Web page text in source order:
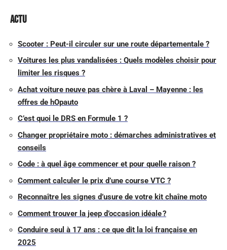
Actu
Scooter : Peut-il circuler sur une route départementale ?
Voitures les plus vandalisées : Quels modèles choisir pour
limiter les risques ?
Achat voiture neuve pas chère à Laval – Mayenne : les
offres de hOpauto
C’est quoi le DRS en Formule 1 ?
Changer propriétaire moto : démarches administratives et
conseils
Code : à quel âge commencer et pour quelle raison ?
Comment calculer le prix d’une course VTC ?
Reconnaître les signes d’usure de votre kit chaîne moto
Comment trouver la jeep d’occasion idéale ?
Conduire seul à 17 ans : ce que dit la loi française en
2025